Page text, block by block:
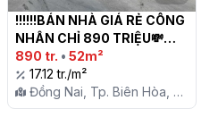
!!!!!!BÁN NHÀ GIÁ RẺ CÔNG
NHÂN CHỈ 890 TRIỆU💸
890 tr. • 52m²
17.12 tr./m²
Đồng Nai, Tp. Biên Hòa, P.
Long Bình Tân